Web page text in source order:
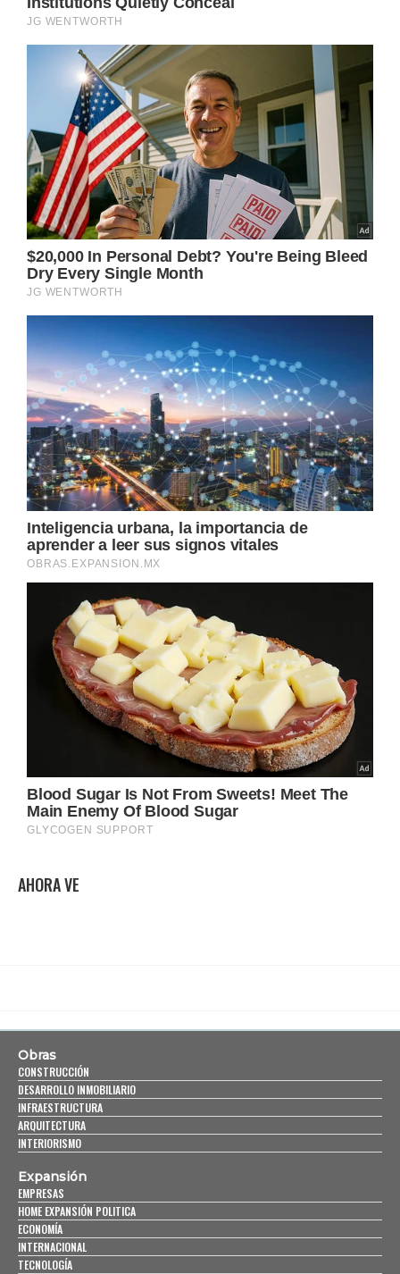
AHORA VE
Obras
CONSTRUCCIÓN
DESARROLLO INMOBILIARIO
INFRAESTRUCTURA
ARQUITECTURA
INTERIORISMO
Expansión
EMPRESAS
HOME EXPANSIÓN POLITICA
ECONOMÍA
INTERNACIONAL
TECNOLOGÍA